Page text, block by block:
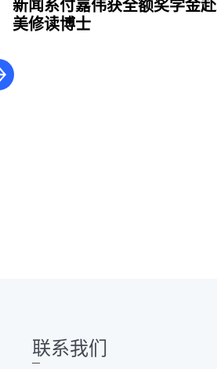
新闻系付嘉伟获全额奖学金赴
美修读博士
联系我们